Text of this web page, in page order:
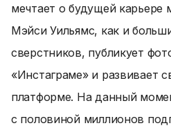
мечтает о будущей карьере
Мэйси Уильямс, как и
сверстников, публикует
«Инстаграме» и развивает
платформе. На данный
с половиной миллионов